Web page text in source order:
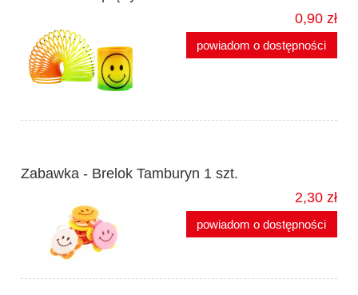
0,90 zł
powiadom o dostępności
Zabawka - Brelok Tamburyn 1 szt.
2,30 zł
powiadom o dostępności